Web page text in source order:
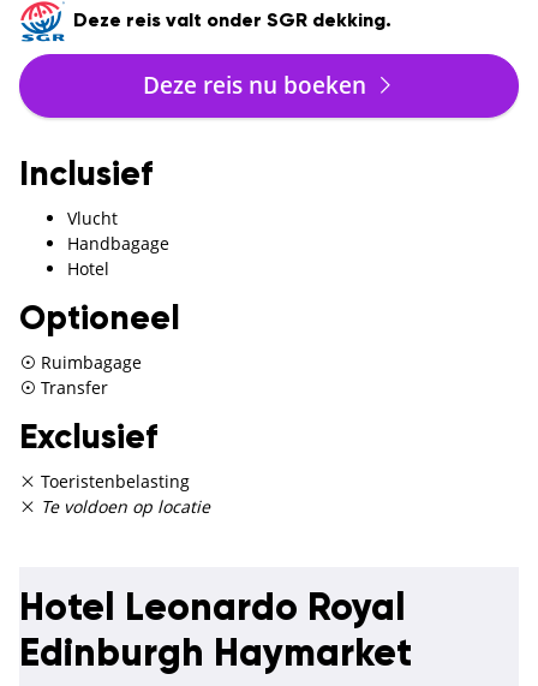
Deze reis valt onder SGR dekking.
Deze reis nu boeken
Inclusief
Vlucht
Handbagage
Hotel
Optioneel
Ruimbagage
Transfer
Exclusief
Toeristenbelasting
Te voldoen op locatie
Hotel Leonardo Royal
Edinburgh Haymarket